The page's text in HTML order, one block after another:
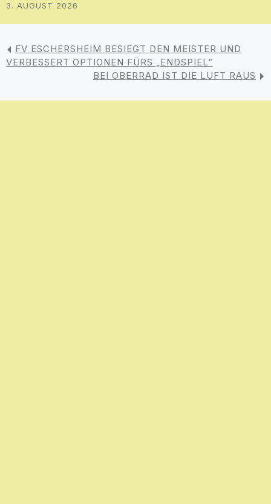
3. AUGUST 2026
FV ESCHERSHEIM BESIEGT DEN MEISTER UND
VERBESSERT OPTIONEN FÜRS „ENDSPIEL“
BEI OBERRAD IST DIE LUFT RAUS